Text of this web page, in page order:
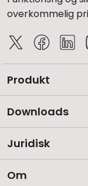
overkommelig
Produkt
Downloads
Juridisk
Om